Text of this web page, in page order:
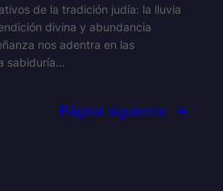
de la tradición judía: la lluvia
divina y abundancia
nos adentra en las
sabiduría…
Página siguiente →